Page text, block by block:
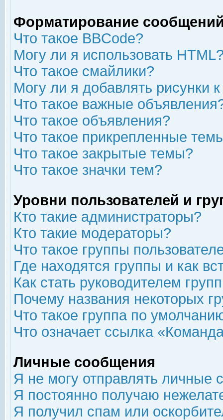
Форматирование
Что такое BBCode?
Могу ли я использовать
Что такое смайлики?
Могу ли я добавлять рисунки
Что такое важные
Что такое объявления?
Что такое прикрепленные
Что такое закрытые темы?
Что такое значки тем?
Уровни пользователей и
Кто такие администраторы?
Кто такие модераторы?
Что такое группы
Где находятся группы и как
Как стать руководителем
Почему названия некоторых
Что такое группа по
Что означает ссылка
Личные сообщения
Я не могу отправлять личные
Я постоянно получаю
Я получил спам или